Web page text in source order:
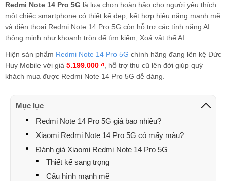
Redmi Note 14 Pro 5G là lựa chọn hoàn hảo cho người yêu thích
một chiếc smartphone có thiết kế đẹp, kết hợp hiệu năng mạnh mẽ
và điện thoại Redmi Note 14 Pro 5G còn hỗ trợ các tính năng AI
thông minh như khoanh tròn để tìm kiếm, Xoá vật thể AI.
Hiện sản phẩm Redmi Note 14 Pro 5G chính hãng đang lên kệ Đức
Huy Mobile với giá 5.199.000 ₫ , hỗ trợ thu cũ lên đời giúp quý
khách mua được Redmi Note 14 Pro 5G dễ dàng.
Mục lục
Redmi Note 14 Pro 5G giá bao nhiêu?
Xiaomi Redmi Note 14 Pro 5G có mấy màu?
Đánh giá Xiaomi Redmi Note 14 Pro 5G
Thiết kế sang trọng
Cấu hình mạnh mẽ